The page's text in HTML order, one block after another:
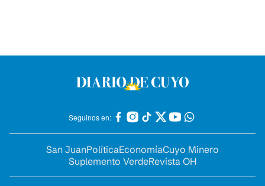
Seguinos en:
San JuanPolíticaEconomíaCuyo Minero
Suplemento VerdeRevista OH